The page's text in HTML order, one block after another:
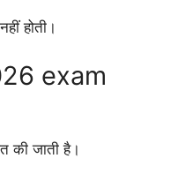
होती।
exam
की जाती है।